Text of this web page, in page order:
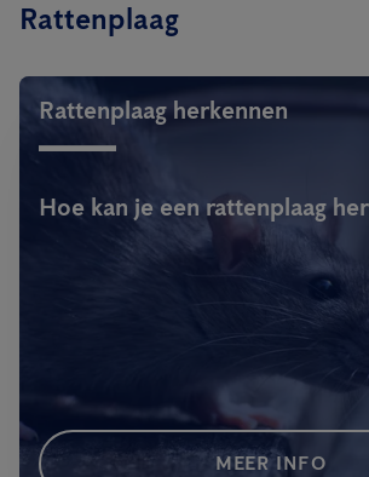
Rattenplaag
Rattenplaag herkennen
Hoe kan je een rattenplaag
MEER INFO